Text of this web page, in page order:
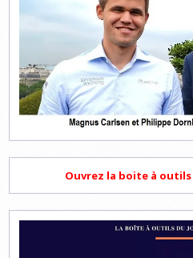
Ouvrez la boite à